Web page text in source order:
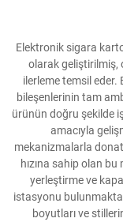
Ürünler
Tasarım Örnekleri
Hizmet
Haberler
Elektronik sigara
olarak geliştirilmiş,
ilerleme temsil
bileşenlerinin tam
ürünün doğru şekilde
amacıyla
mekanizmalarla
hızına sahip olan
yerleştirme ve
istasyonu
boyutları ve